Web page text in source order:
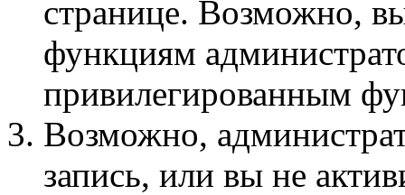
странице. Возможно,
функциям
привилегированным
Возможно,
запись, или вы не